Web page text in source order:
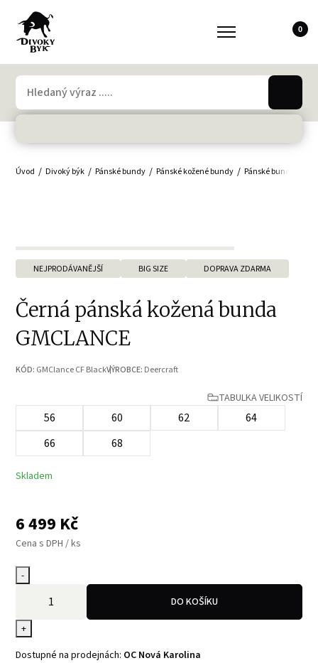
0
Úvod Divoký býk Pánské bundy Pánské kožené bundy Pánské bundy -
NEJPRODÁVANĚJŠÍ BIG SIZE DOPRAVA ZDARMA
Černá pánská kožená bunda
GMCLANCE
KÓD: GMClance CF BlackVÝROBCE: Deercraft
TABULKA VELIKOSTÍ
56 60 62
64
66
68
Skladem
6 499 Kč
Cena s DPH / ks
-
+
DO KOŠÍKU
Dostupné na prodejnách: OC Nová Karolina